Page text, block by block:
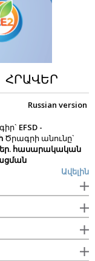
ՀՐԱՎԵՐ
Russian version
EFSD -
Ծրագրի անունը`
հասարակական
հիմնադրամից
ծրագիր
է օգտագործել այդ
Ավելին